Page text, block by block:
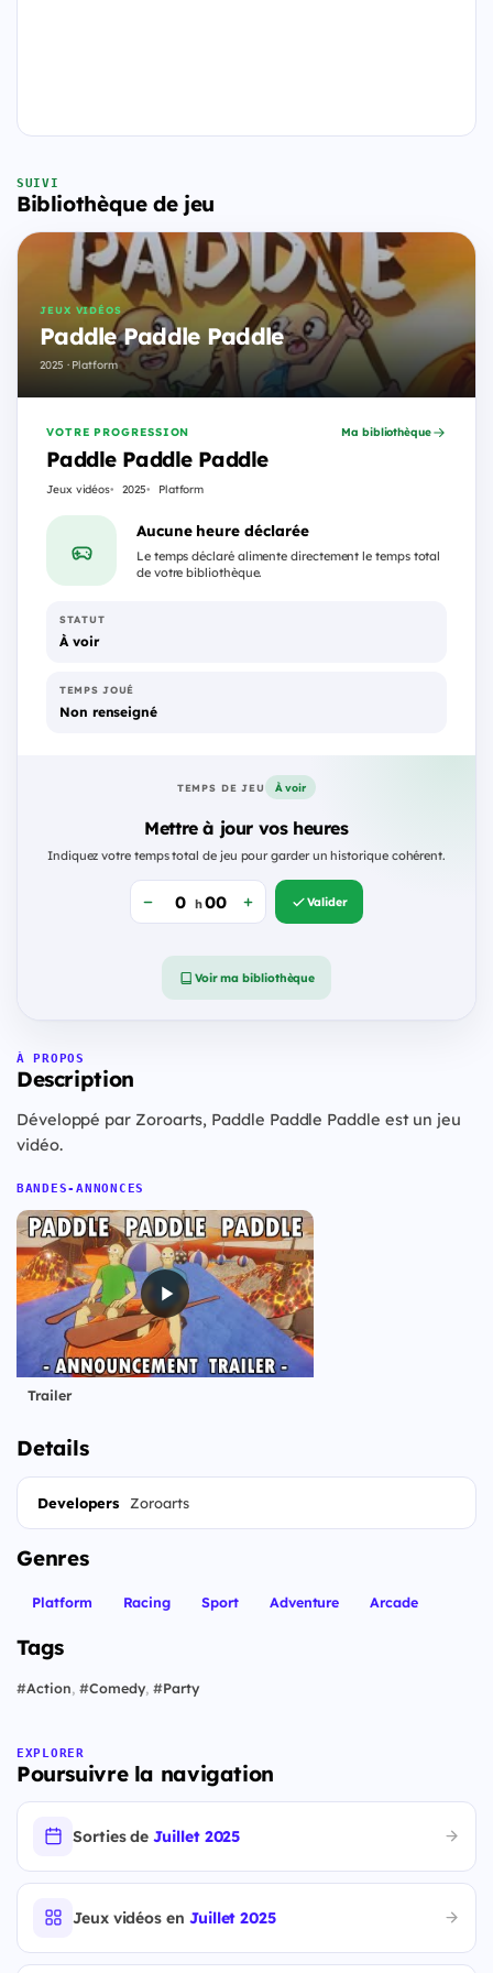
SUIVI
Bibliothèque de jeu
JEUX VIDÉOS
Paddle Paddle Paddle
2025 · Platform
VOTRE PROGRESSION
Paddle Paddle Paddle
Jeux vidéos 2025 Platform
Ma bibliothèque
Aucune heure déclarée
Le temps déclaré alimente directement le temps total
de votre bibliothèque.
STATUT
À voir
TEMPS JOUÉ
Non renseigné
TEMPS DE JEU À voir
Mettre à jour vos heures
Indiquez votre temps total de jeu pour garder un historique cohérent.
h Valider
Voir ma bibliothèque
À PROPOS
Description
Développé par Zoroarts, Paddle Paddle Paddle est un jeu
vidéo.
BANDES-ANNONCES
Trailer
Details
Developers Zoroarts
Genres
Platform Racing Sport Adventure Arcade
Tags
#Action, #Comedy, #Party
EXPLORER
Poursuivre la navigation
Sorties deJuillet 2025
Jeux vidéos en Juillet 2025